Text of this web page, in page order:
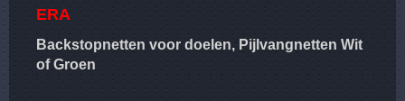
ERA
Backstopnetten voor doelen, Pijlvangnetten Wit
of Groen